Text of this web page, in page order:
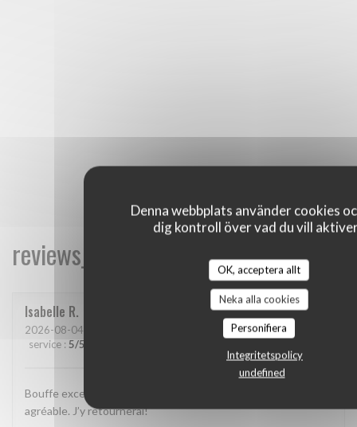
Denna webbplats använder cookies
dig kontroll över vad du vill
OK, acceptera allt
Neka alla cookies
Personifiera
Integritetspolicy
undefined
Isabelle R
2026-08-04
service : 5/5
Bouffe excellente, décor sympa et service simple, efficace et
agréable. J’y retournerai!